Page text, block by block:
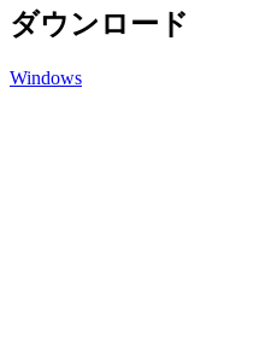
ダウンロード
Windows